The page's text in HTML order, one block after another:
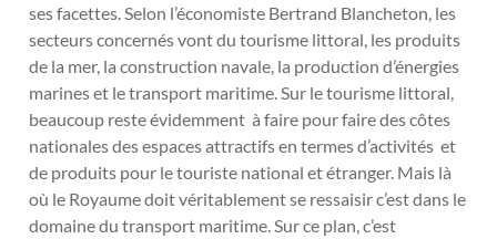
ses facettes. Selon l’économiste Bertrand Blancheton, les
secteurs concernés vont du tourisme littoral, les produits
de la mer, la construction navale, la production d’énergies
marines et le transport maritime. Sur le tourisme littoral,
beaucoup reste évidemment à faire pour faire des côtes
nationales des espaces attractifs en termes d’activités et
de produits pour le touriste national et étranger. Mais là
où le Royaume doit véritablement se ressaisir c’est dans le
domaine du transport maritime. Sur ce plan, c’est